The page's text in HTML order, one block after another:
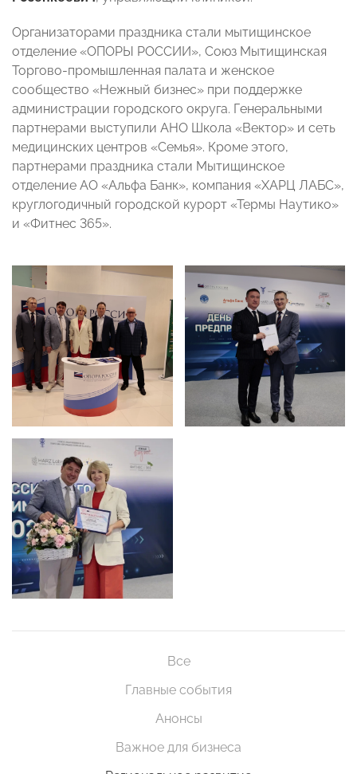
Организаторами праздника стали мытищинское
отделение «ОПОРЫ РОССИИ», Союз Мытищинская
Торгово-промышленная палата и женское
сообщество «Нежный бизнес» при поддержке
администрации городского округа. Генеральными
партнерами выступили АНО Школа «Вектор» и сеть
медицинских центров «Семья». Кроме этого,
партнерами праздника стали Мытищинское
отделение АО «Альфа Банк», компания «ХАРЦ ЛАБС»,
круглогодичный городской курорт «Термы Наутико»
и «Фитнес 365».
Все
Главные события
Анонсы
Важное для бизнеса